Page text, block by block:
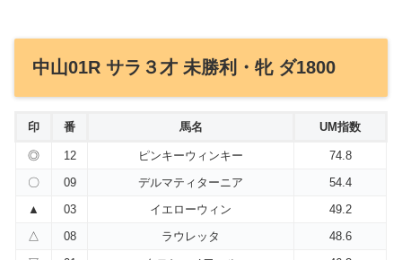
中山01R サラ３才 未勝利・牝 ダ1800
印 番 馬名 UM指数
◎ 12 ピンキーウィンキー
74.8
〇
09 デルマティターニア
54.4
▲
03 イエローウィン
49.2
△
08 ラウレッタ
48.6